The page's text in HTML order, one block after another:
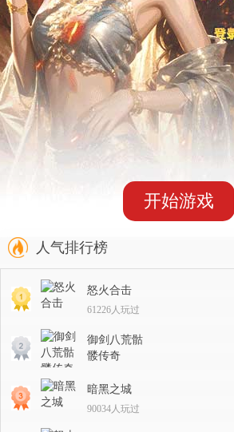
开始游戏
人气排行榜
怒火合击
61226人玩过
御剑八荒骷
髅传奇
暗黑之城
90034人玩过